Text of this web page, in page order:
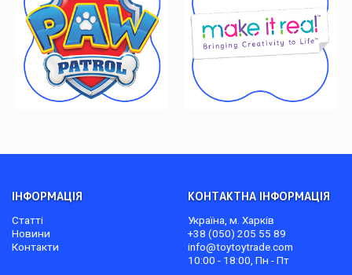
ІНФОРМАЦІЯ
Статті
Новини
Контакти
КОНТАКТНА ІНФОРМАЦІЯ
Україна, м. Харків
+38 (050) 205 55 89
info@toytoytrade.com
10:00 - 18:00, Пн - Пт